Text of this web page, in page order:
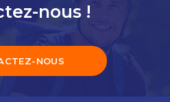
nous !
NOUS